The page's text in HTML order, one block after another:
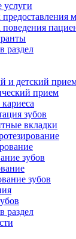
услуги
раздел
и детский
прием
зубов
вкладки
зубов
зубов
раздел